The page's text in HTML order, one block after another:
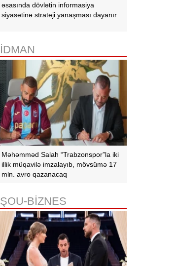
əsasında dövlətin informasiya
siyasətinə strateji yanaşması dayanır
İDMAN
Məhəmməd Salah “Trabzonspor”la iki
illik müqavilə imzalayıb, mövsümə 17
mln. avro qazanacaq
ŞOU-BİZNES